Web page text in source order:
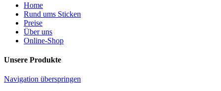
Home
Rund ums Sticken
Preise
Über uns
Online-Shop
Unsere Produkte
Navigation überspringen